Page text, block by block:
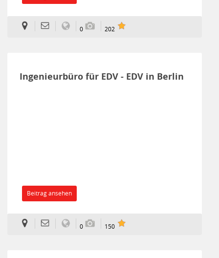
0 202
Ingenieurbüro für EDV - EDV in Berlin
Beitrag ansehen
0 150